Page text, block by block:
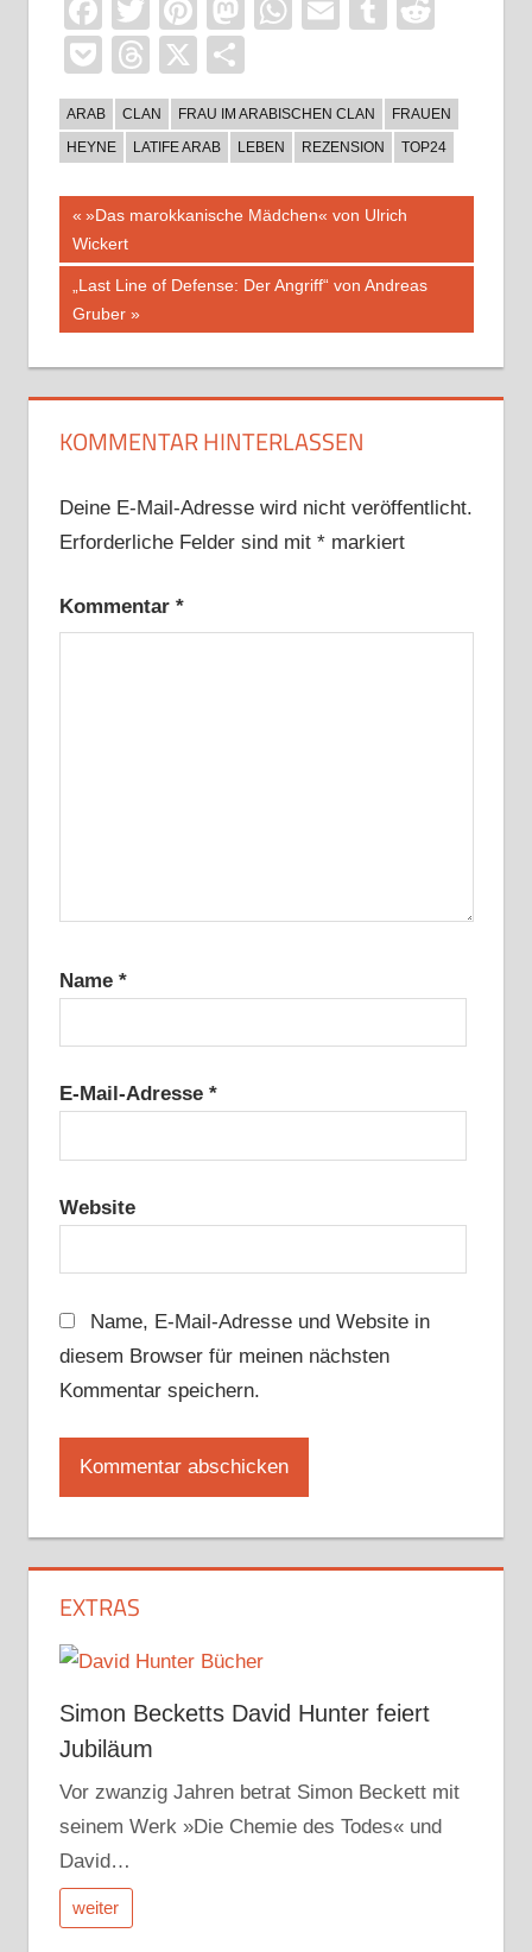
Facebook
TwitterPinterest
Mastodon
WhatsApp
EmailTumblr
PocketThreads
X
ARAB CLAN FRAU IM ARABISCHEN CLAN
FRAUEN
HEYNE
LATIFE ARAB LEBEN REZENSION TOP24
Beitragsnavigation
Vorheriger
Beitrag:
»Das marokkanische Mädchen« von Ulrich
Wickert
Nächster
Beitrag:
„Last Line of Defense: Der Angriff“ von Andreas
Gruber
KOMMENTAR HINTERLASSEN
Deine E-Mail-Adresse wird nicht veröffentlicht.
Erforderliche Felder sind mit *markiert
Kommentar *
Name *
E-Mail-Adresse *
Website
Name, E-Mail-Adresse und Website in
diesem Browser für meinen nächsten
Kommentar speichern.
EXTRAS
Simon Becketts David Hunter feiert
Jubiläum
Vor zwanzig Jahren betrat Simon Beckett mit
seinem Werk »Die Chemie des Todes« und
David…
weiter